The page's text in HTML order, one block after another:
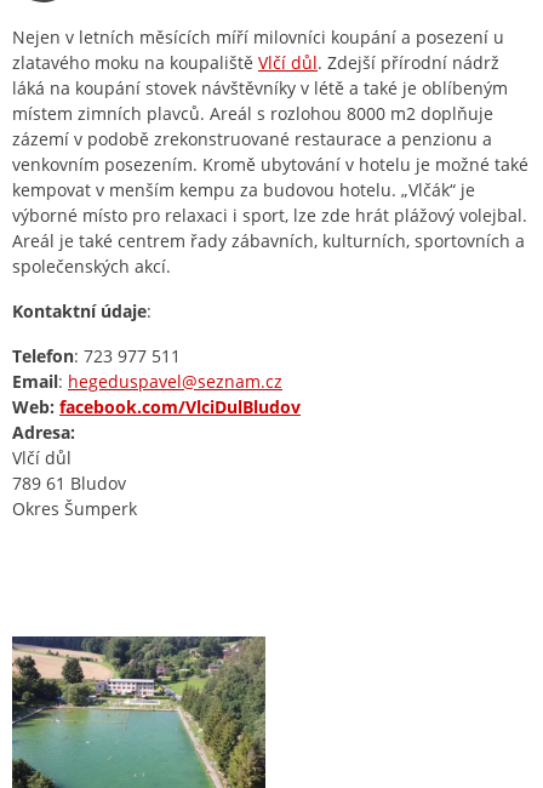
Nejen v letních měsících míří milovníci koupání a posezení u
zlatavého moku na koupaliště Vlčí důl. Zdejší přírodní nádrž
láká na koupání stovek návštěvníky v létě a také je oblíbeným
místem zimních plavců. Areál s rozlohou 8000 m2 doplňuje
zázemí v podobě zrekonstruované restaurace a penzionu a
venkovním posezením. Kromě ubytování v hotelu je možné také
kempovat v menším kempu za budovou hotelu. „Vlčák“ je
výborné místo pro relaxaci i sport, lze zde hrát plážový volejbal.
Areál je také centrem řady zábavních, kulturních, sportovních a
společenských akcí.
Kontaktní údaje:
Telefon: 723 977 511
Email: hegeduspavel@seznam.cz
Web: facebook.com/VlciDulBludov
Adresa:
Vlčí důl
789 61 Bludov
Okres Šumperk